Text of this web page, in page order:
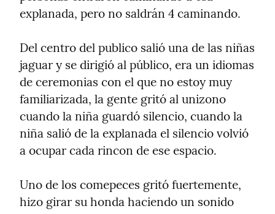
explanada, pero no saldrán 4 caminando.
Del centro del publico salió una de las niñas
jaguar y se dirigió al público, era un idiomas
de ceremonias con el que no estoy muy
familiarizada, la gente gritó al unizono
cuando la niña guardó silencio, cuando la
niña salió de la explanada el silencio volvió
a ocupar cada rincon de ese espacio.
Uno de los comepeces gritó fuertemente,
hizo girar su honda haciendo un sonido